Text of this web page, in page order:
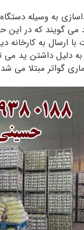
به وسیله
می گویند که در این
با ارسال به
دلیل داشتن ید می
گواتر مبتلا می